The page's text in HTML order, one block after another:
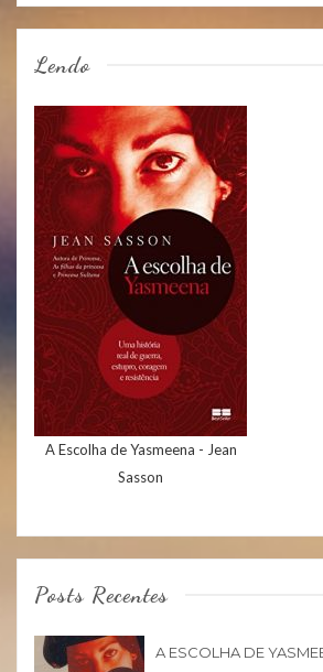
Lendo
A Escolha de Yasmeena - Jean
Sasson
Posts Recentes
A ESCOLHA DE